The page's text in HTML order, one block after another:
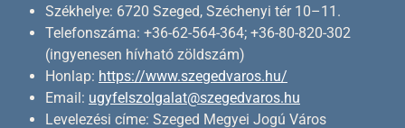
Székhelye: 6720 Szeged, Széchenyi tér 10–11.
Telefonszáma: +36-62-564-364; +36-80-820-302
(ingyenesen hívható zöldszám)
Honlap: https://www.szegedvaros.hu/
Email: ugyfelszolgalat@szegedvaros.hu
Levelezési címe: Szeged Megyei Jogú Város